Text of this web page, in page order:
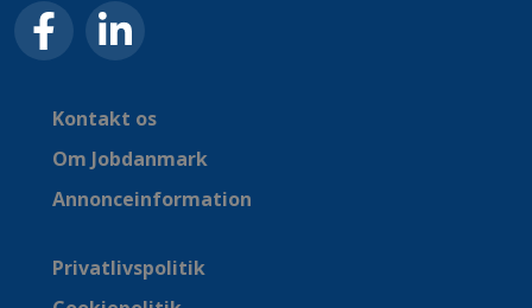
Kontakt os
Om Jobdanmark
Annonceinformation
Privatlivspolitik